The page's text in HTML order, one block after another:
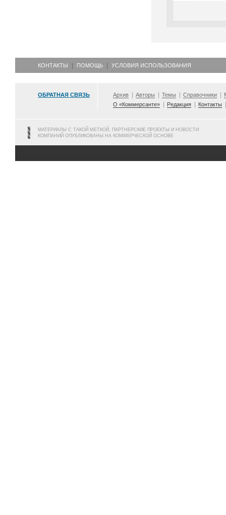
КОНТАКТЫ ПОМОЩЬ УСЛОВИЯ ИСПОЛЬЗОВАНИЯ
ОБРАТНАЯ СВЯЗЬ Архив Авторы Темы Справочники
О «Коммерсанте»
Редакция Контакты
МАТЕРИАЛЫ С ТАКОЙ МЕТКОЙ, ПАРТНЕРСКИЕ ПРОЕКТЫ И НОВОСТИ
КОМПАНИЙ ОПУБЛИКОВАНЫ НА КОММЕРЧЕСКОЙ ОСНОВЕ